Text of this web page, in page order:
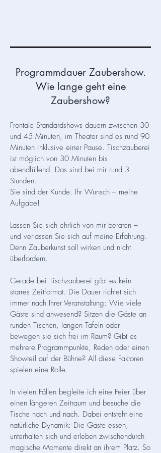
Programmdauer Zaubershow.
Wie lange geht eine
Zaubershow?
Frontale Standardshows dauern zwischen 30
und 45 Minuten, im Theater sind es rund 90
Minuten inklusive einer Pause. Tischzauberei
ist möglich von 30 Minuten bis
abendfüllend. Das sind bei mir rund 3
Stunden.
Sie sind der Kunde. Ihr Wunsch – meine
Aufgabe!
Lassen Sie sich ehrlich von mir beraten –
und verlassen Sie sich auf meine Erfahrung.
Denn Zauberkunst soll wirken und nicht
überfordern.
Gerade bei Tischzauberei gibt es kein
starres Zeitformat. Die Dauer richtet sich
immer nach Ihrer Veranstaltung: Wie viele
Gäste sind anwesend? Sitzen die Gäste an
runden Tischen, langen Tafeln oder
bewegen sie sich frei im Raum? Gibt es
mehrere Programmpunkte, Reden oder einen
Showteil auf der Bühne? All diese Faktoren
spielen eine Rolle.
In vielen Fällen begleite ich eine Feier über
einen längeren Zeitraum und besuche die
Tische nach und nach. Dabei entsteht eine
natürliche Dynamik: Die Gäste essen,
unterhalten sich und erleben zwischendurch
magische Momente direkt an ihrem Platz. So